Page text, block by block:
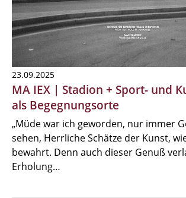
23.09.2025
MA IEX | Stadion + Sport- und
als Begegnungsorte
„Müde war ich geworden, nur immer
sehen, Herrliche Schätze der Kunst,
bewahrt. Denn auch dieser Genuß
Erholung…